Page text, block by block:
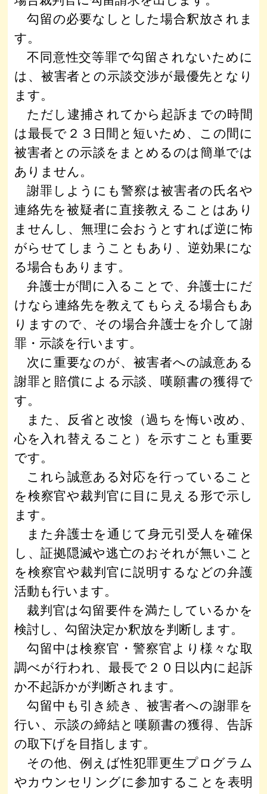
勾留の必要なしとした場合釈放されま
す。
不同意性交等罪で勾留されないために
は、被害者との示談交渉が最優先となり
ます。
ただし逮捕されてから起訴までの時間
は最長で２３日間と短いため、この間に
被害者との示談をまとめるのは簡単では
ありません。
謝罪しようにも警察は被害者の氏名や
連絡先を被疑者に直接教えることはあり
ませんし、無理に会おうとすれば逆に怖
がらせてしまうこともあり、逆効果にな
る場合もあります。
弁護士が間に入ることで、弁護士にだ
けなら連絡先を教えてもらえる場合もあ
りますので、その場合弁護士を介して謝
罪・示談を行います。
次に重要なのが、被害者への誠意ある
謝罪と賠償による示談、嘆願書の獲得で
す。
また、反省と改悛（過ちを悔い改め、
心を入れ替えること）を示すことも重要
です。
これら誠意ある対応を行っていること
を検察官や裁判官に目に見える形で示し
ます。
また弁護士を通じて身元引受人を確保
し、証拠隠滅や逃亡のおそれが無いこと
を検察官や裁判官に説明するなどの弁護
活動も行います。
裁判官は勾留要件を満たしているかを
検討し、勾留決定か釈放を判断します。
勾留中は検察官・警察官より様々な取
調べが行われ、最長で２０日以内に起訴
か不起訴かが判断されます。
勾留中も引き続き、被害者への謝罪を
行い、示談の締結と嘆願書の獲得、告訴
の取下げを目指します。
その他、例えば性犯罪更生プログラム
やカウンセリングに参加することを表明